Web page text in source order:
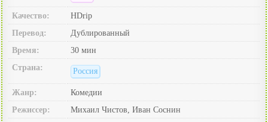
Качество:
HDrip
Перевод:
Дублированный
Время:
30 мин
Страна:
Россия
Жанр:
Комедии
Режиссер:
Михаил Чистов, Иван Соснин